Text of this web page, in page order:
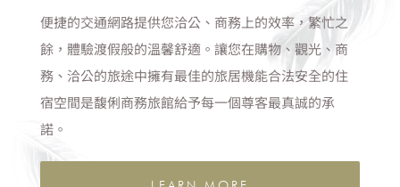
便捷的交通網路提供您洽公、商務上的效率，繁忙之
餘，體驗渡假般的溫馨舒適。讓您在購物、觀光、商
務、洽公的旅途中擁有最佳的旅居機能合法安全的住
宿空間是馥俐商務旅館給予每一個尊客最真誠的承
諾。